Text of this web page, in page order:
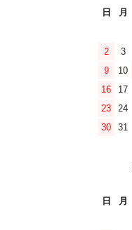
日 月
2
3
9
10
16
17
23
24
30
31
日 月